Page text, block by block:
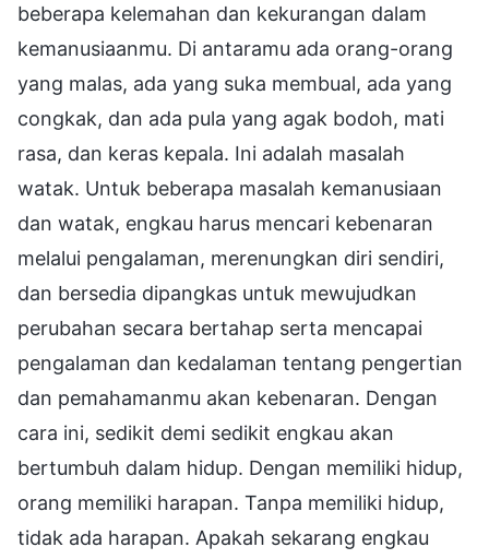
beberapa kelemahan dan kekurangan dalam
kemanusiaanmu. Di antaramu ada orang-orang
yang malas, ada yang suka membual, ada yang
congkak, dan ada pula yang agak bodoh, mati
rasa, dan keras kepala. Ini adalah masalah
watak. Untuk beberapa masalah kemanusiaan
dan watak, engkau harus mencari kebenaran
melalui pengalaman, merenungkan diri sendiri,
dan bersedia dipangkas untuk mewujudkan
perubahan secara bertahap serta mencapai
pengalaman dan kedalaman tentang pengertian
dan pemahamanmu akan kebenaran. Dengan
cara ini, sedikit demi sedikit engkau akan
bertumbuh dalam hidup. Dengan memiliki hidup,
orang memiliki harapan. Tanpa memiliki hidup,
tidak ada harapan. Apakah sekarang engkau